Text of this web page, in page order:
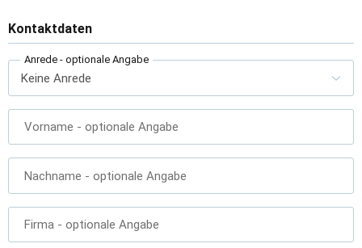
Kontaktdaten
Anrede - optionale Angabe
Vorname - optionale Angabe
Nachname - optionale Angabe
Firma - optionale Angabe